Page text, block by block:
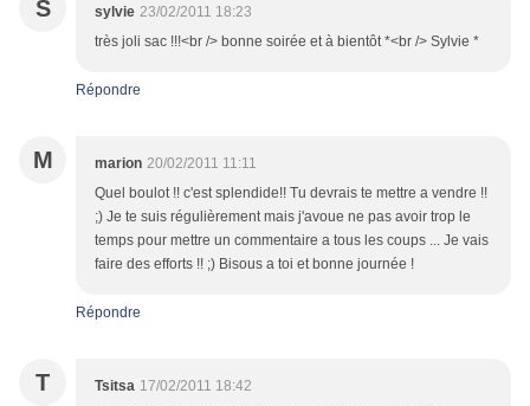
S sylvie 23/02/2011 18:23
très joli sac !!!<br /> bonne soirée et à bientôt *<br /> Sylvie *
Répondre
M marion 20/02/2011 11:11
Quel boulot !! c'est splendide!! Tu devrais te mettre a vendre !!
;) Je te suis régulièrement mais j'avoue ne pas avoir trop le
temps pour mettre un commentaire a tous les coups ... Je vais
faire des efforts !! ;) Bisous a toi et bonne journée !
Répondre
T Tsitsa 17/02/2011 18:42